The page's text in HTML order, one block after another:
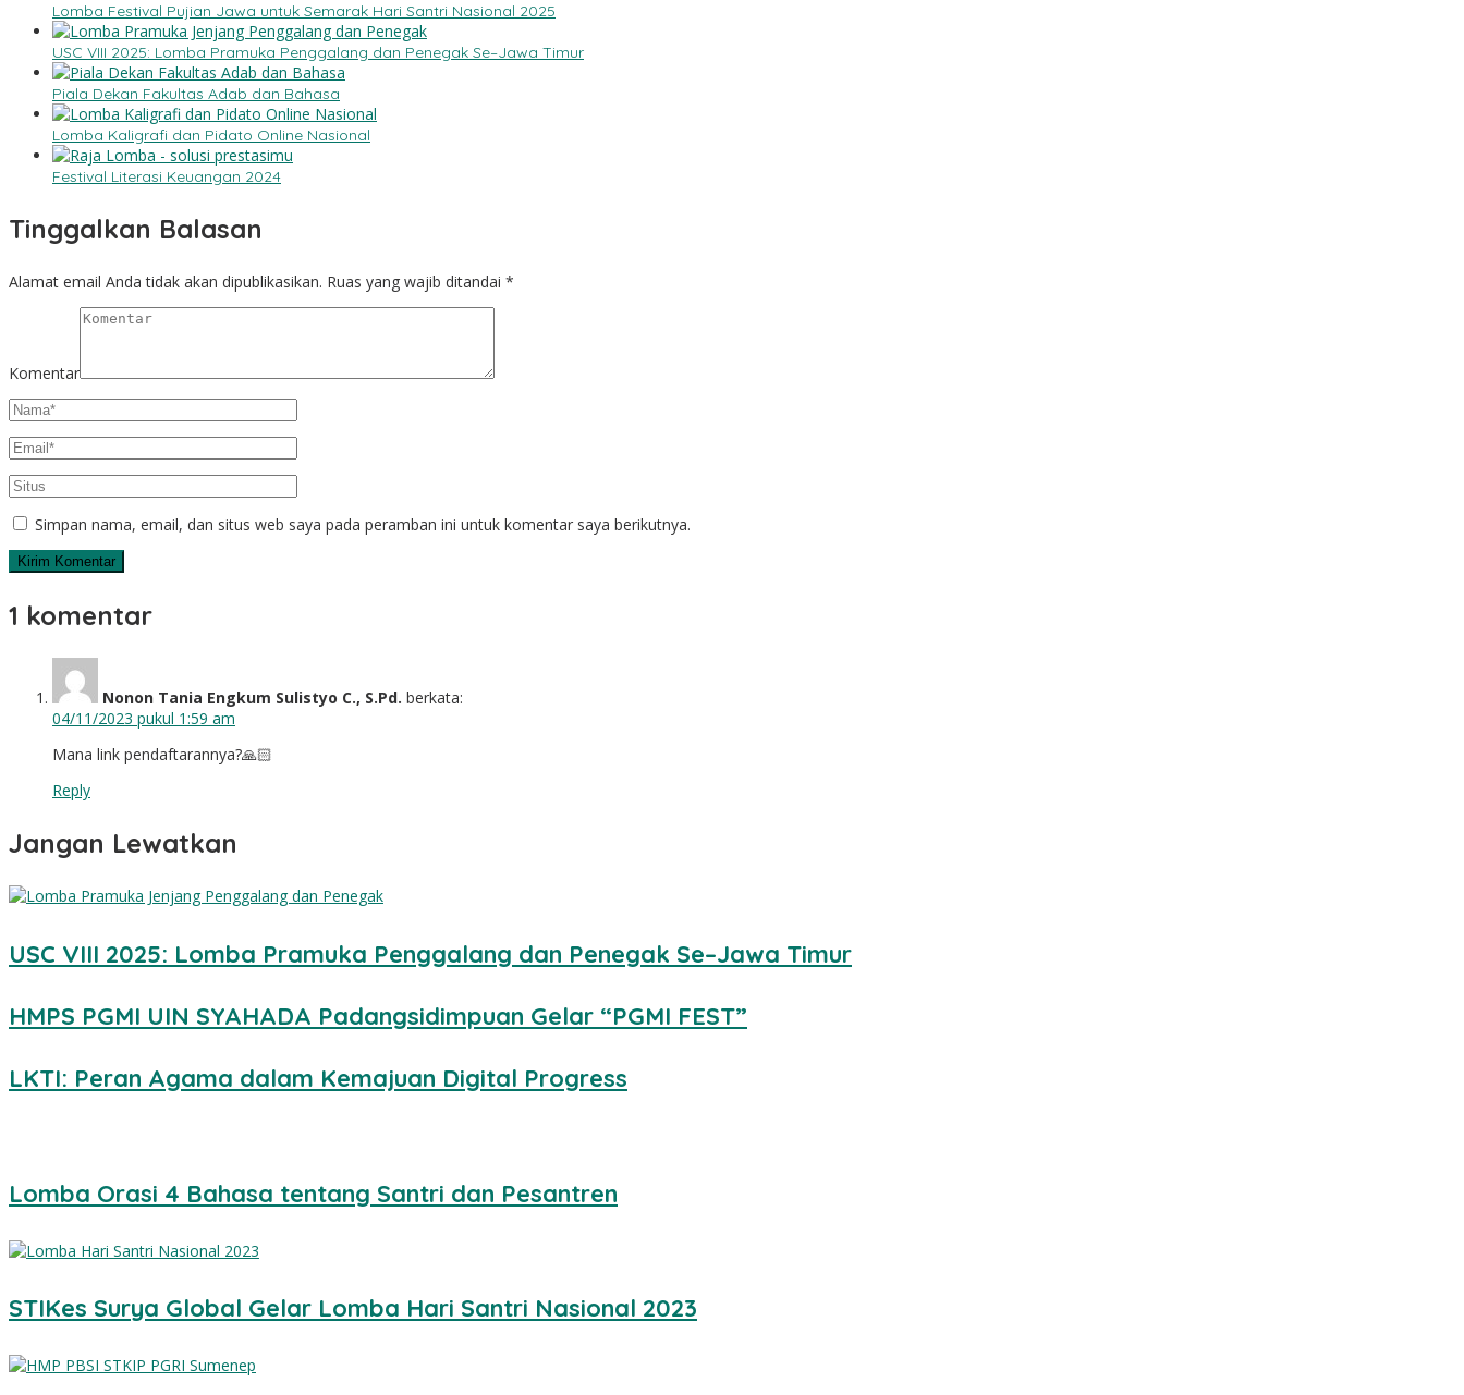
Lomba Festival Pujian Jawa untuk Semarak Hari Santri Nasional 2025
USC VIII 2025: Lomba Pramuka Penggalang dan Penegak Se–Jawa Timur
Piala Dekan Fakultas Adab dan Bahasa
Lomba Kaligrafi dan Pidato Online Nasional
Festival Literasi Keuangan 2024
Tinggalkan Balasan
Alamat email Anda tidak akan dipublikasikan. Ruas yang wajib ditandai *
Komentar
Simpan nama, email, dan situs web saya pada peramban ini untuk komentar saya berikutnya.
1 komentar
Nonon Tania Engkum Sulistyo C., S.Pd. berkata:
04/11/2023 pukul 1:59 am
Mana link pendaftarannya?🙏🏻
Reply
Jangan Lewatkan
USC VIII 2025: Lomba Pramuka Penggalang dan Penegak Se–Jawa Timur
HMPS PGMI UIN SYAHADA Padangsidimpuan Gelar “PGMI FEST”
LKTI: Peran Agama dalam Kemajuan Digital Progress
Lomba Orasi 4 Bahasa tentang Santri dan Pesantren
STIKes Surya Global Gelar Lomba Hari Santri Nasional 2023